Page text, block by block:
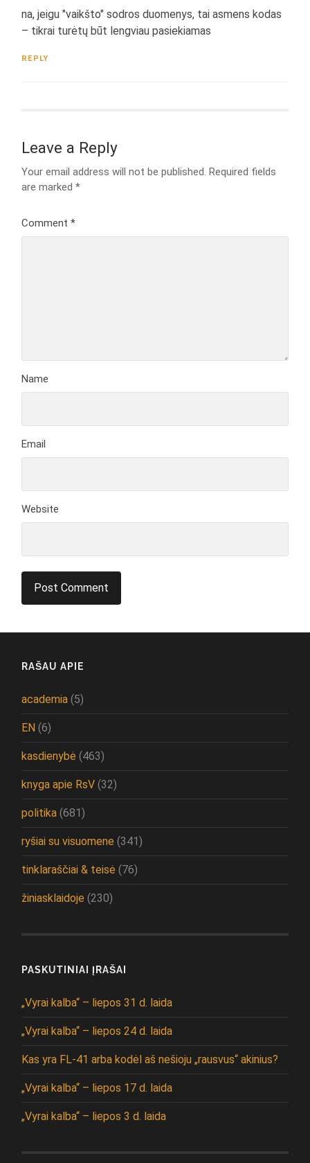
na, jeigu "vaikšto" sodros duomenys, tai asmens kodas
– tikrai turėtų būt lengviau pasiekiamas
REPLY
Leave a Reply
Your email address will not be published. Required fields
are marked*
Comment*
Name
Email
Website
RAŠAU APIE
academia (5)
EN (6)
kasdienybė (463)
knyga apie RsV (32)
politika (681)
ryšiai su visuomene (341)
tinklaraščiai & teisė (76)
žiniasklaidoje (230)
PASKUTINIAI ĮRAŠAI
„Vyrai kalba“ – liepos 31 d. laida
„Vyrai kalba“ – liepos 24 d. laida
Kas yra FL-41 arba kodėl aš nešioju „rausvus“ akinius?
„Vyrai kalba“ – liepos 17 d. laida
„Vyrai kalba“ – liepos 3 d. laida